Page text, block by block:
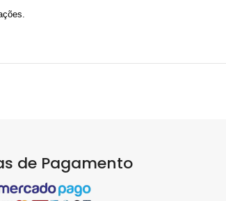
de Pagamento